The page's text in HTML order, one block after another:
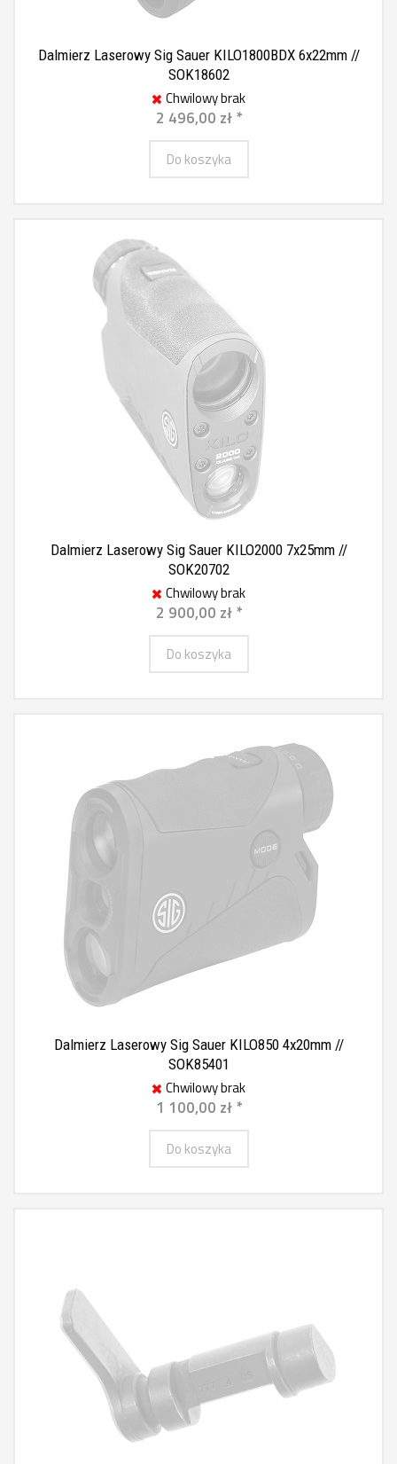
Dalmierz Laserowy Sig Sauer KILO1800BDX 6x22mm //
SOK18602
Chwilowy brak
2 496,00 zł *
Do koszyka
Dalmierz Laserowy Sig Sauer KILO2000 7x25mm //
SOK20702
Chwilowy brak
2 900,00 zł *
Do koszyka
Dalmierz Laserowy Sig Sauer KILO850 4x20mm //
SOK85401
Chwilowy brak
1 100,00 zł *
Do koszyka